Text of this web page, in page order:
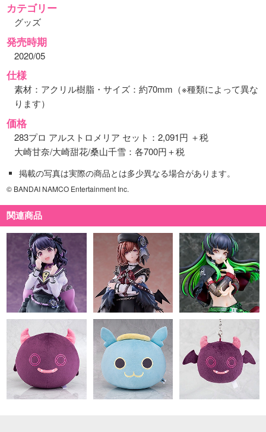
カテゴリー
グッズ
発売時期
2020/05
仕様
素材：アクリル樹脂・サイズ：約70mm（※種類によって異な
ります）
価格
283プロ アルストロメリア セット：2,091円 ＋税
大崎甘奈/大崎甜花/桑山千雪：各700円＋税
掲載の写真は実際の商品とは多少異なる場合があります。
© BANDAI NAMCO Entertainment Inc.
関連商品